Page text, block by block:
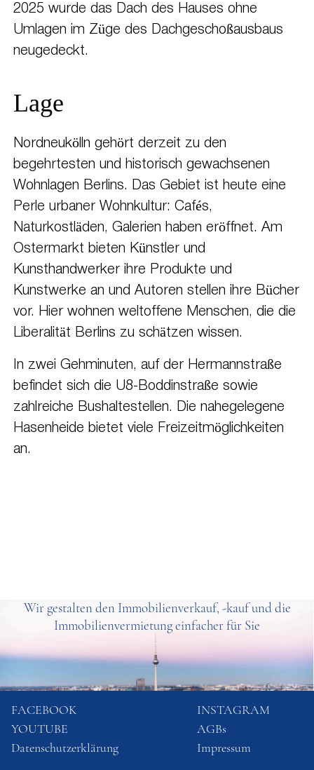
2025 wurde das Dach des Hauses ohne
Umlagen im Züge des Dachgeschoßausbaus
neugedeckt.
Lage
Nordneukölln gehört derzeit zu den
begehrtesten und historisch gewachsenen
Wohnlagen Berlins. Das Gebiet ist heute eine
Perle urbaner Wohnkultur: Cafés,
Naturkostläden, Galerien haben eröffnet. Am
Ostermarkt bieten Künstler und
Kunsthandwerker ihre Produkte und
Kunstwerke an und Autoren stellen ihre Bücher
vor. Hier wohnen weltoffene Menschen, die die
Liberalität Berlins zu schätzen wissen.
In zwei Gehminuten, auf der Hermannstraße
befindet sich die U8-Boddinstraße sowie
zahlreiche Bushaltestellen. Die nahegelegene
Hasenheide bietet viele Freizeitmöglichkeiten
an.
Wir gestalten den Immobilienverkauf, -kauf und die
Immobilienvermietung einfacher für Sie
FACEBOOK
INSTAGRAM
YOUTUBE
AGBs
Datenschutzerklärung
Impressum